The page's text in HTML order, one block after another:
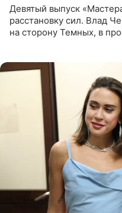
Девятый выпуск
расстановку сил. Влад
на сторону Темных, в